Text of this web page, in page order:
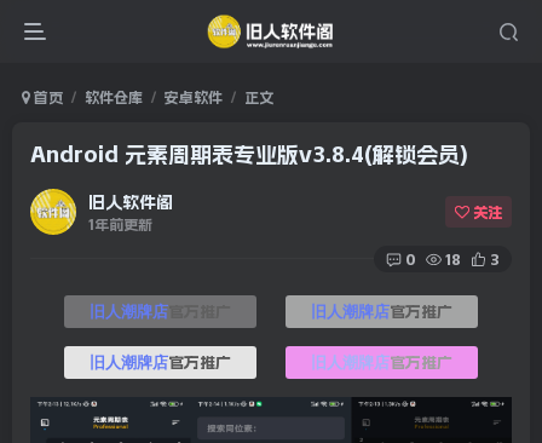
首页 软件仓库 安卓软件 正文
Android 元素周期表专业版v3.8.4(解锁会员)
旧人软件阁
1年前更新
关注
0 18 3
旧人潮牌店官方推广 旧人潮牌店官方推广
旧人潮牌店官方推广 旧人潮牌店官方推广